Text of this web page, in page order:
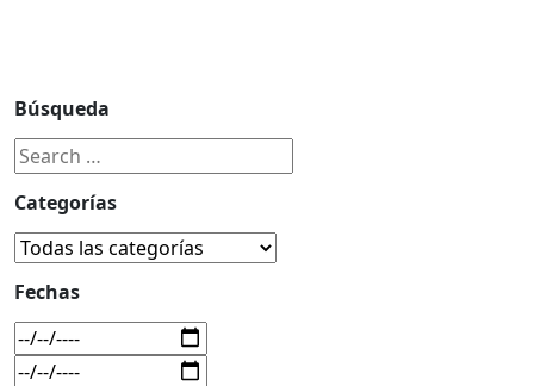
Búsqueda
Categorías
Fechas